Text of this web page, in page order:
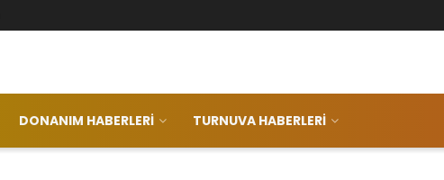
DONANIM HABERLERI TURNUVA HABERLERI